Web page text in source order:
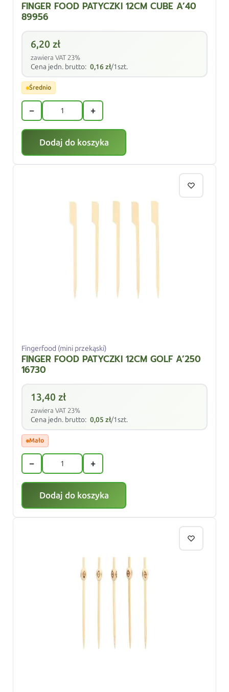
FINGER FOOD PATYCZKI 12CM CUBE A’40
89956
6,20zł
zawiera VAT 23%
Cena jedn. brutto: 0,16zł/1szt.
Średnio
− +
Dodaj do koszyka
Fingerfood (mini przekąski)
FINGER FOOD PATYCZKI 12CM GOLF A’250
16730
13,40zł
zawiera VAT 23%
Cena jedn. brutto: 0,05zł/1szt.
Mało
− +
Dodaj do koszyka